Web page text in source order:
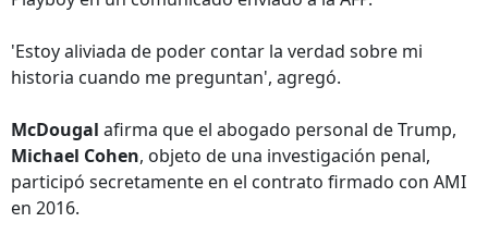
'Estoy aliviada de poder contar la verdad sobre mi
historia cuando me preguntan', agregó.
McDougal afirma que el abogado personal de Trump,
Michael Cohen, objeto de una investigación penal,
participó secretamente en el contrato firmado con AMI
en 2016.